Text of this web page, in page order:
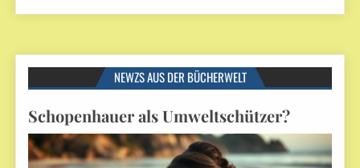
NEWZS AUS DER BÜCHERWELT
Schopenhauer als Umweltschützer?